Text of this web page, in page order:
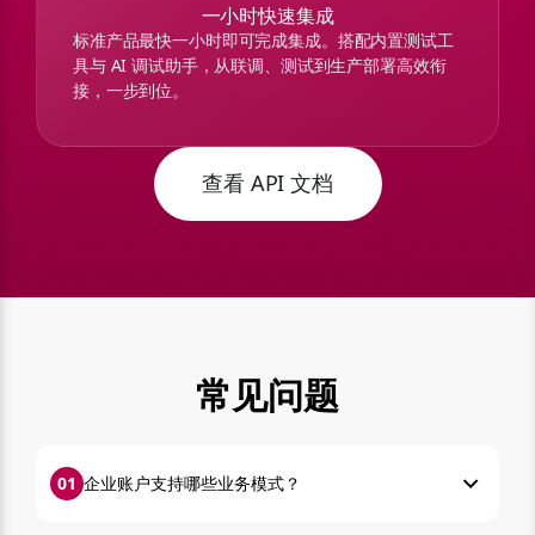
一小时快速集成
标准产品最快一小时即可完成集成。搭配内置测试工
具与 AI 调试助手，从联调、测试到生产部署高效衔
接，一步到位。
查看 API 文档
常见问题
01 企业账户支持哪些业务模式？